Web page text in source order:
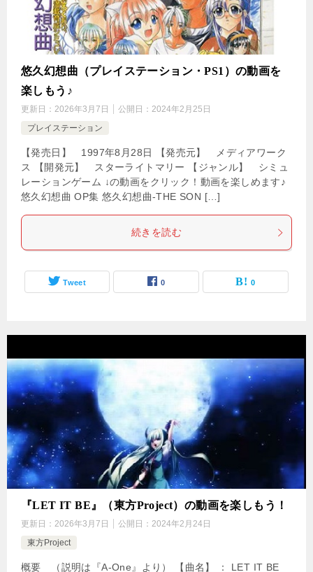
悠久幻想曲（プレイステーション・PS1）の動画を
楽しもう♪
更新日： 2026年3月7日 公開日： 2024年2月25日
プレイステーション
【発売日】 1997年8月28日 【発売元】 メディアワーク
ス 【開発元】 スターライトマリー 【ジャンル】 シミュ
レーションゲーム ↓の動画をクリック！動画を楽しめます♪
悠久幻想曲 OP集 悠久幻想曲-THE SON […]
続きを読む
Tweet 0 0
『LET IT BE』（東方Project）の動画を楽しもう！
更新日： 2026年3月7日 公開日： 2024年2月24日
東方Project
概要 （説明は『A-One』より） 【曲名】 ： LET IT BE